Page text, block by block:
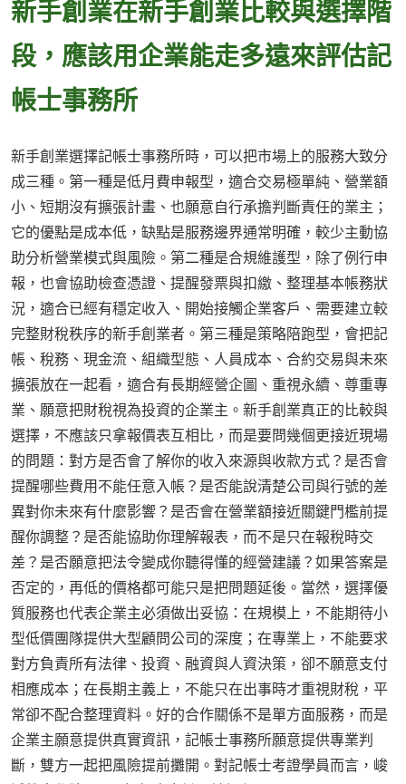
新手創業在新手創業比較與選擇階
段，應該用企業能走多遠來評估記
帳士事務所
新手創業選擇記帳士事務所時，可以把市場上的服務大致分
成三種。第一種是低月費申報型，適合交易極單純、營業額
小、短期沒有擴張計畫、也願意自行承擔判斷責任的業主；
它的優點是成本低，缺點是服務邊界通常明確，較少主動協
助分析營業模式與風險。第二種是合規維護型，除了例行申
報，也會協助檢查憑證、提醒發票與扣繳、整理基本帳務狀
況，適合已經有穩定收入、開始接觸企業客戶、需要建立較
完整財稅秩序的新手創業者。第三種是策略陪跑型，會把記
帳、稅務、現金流、組織型態、人員成本、合約交易與未來
擴張放在一起看，適合有長期經營企圖、重視永續、尊重專
業、願意把財稅視為投資的企業主。新手創業真正的比較與
選擇，不應該只拿報價表互相比，而是要問幾個更接近現場
的問題：對方是否會了解你的收入來源與收款方式？是否會
提醒哪些費用不能任意入帳？是否能說清楚公司與行號的差
異對你未來有什麼影響？是否會在營業額接近關鍵門檻前提
醒你調整？是否能協助你理解報表，而不是只在報稅時交
差？是否願意把法令變成你聽得懂的經營建議？如果答案是
否定的，再低的價格都可能只是把問題延後。當然，選擇優
質服務也代表企業主必須做出妥協：在規模上，不能期待小
型低價團隊提供大型顧問公司的深度；在專業上，不能要求
對方負責所有法律、投資、融資與人資決策，卻不願意支付
相應成本；在長期主義上，不能只在出事時才重視財稅，平
常卻不配合整理資料。好的合作關係不是單方面服務，而是
企業主願意提供真實資訊，記帳士事務所願意提供專業判
斷，雙方一起把風險提前攤開。對記帳士考證學員而言，峻